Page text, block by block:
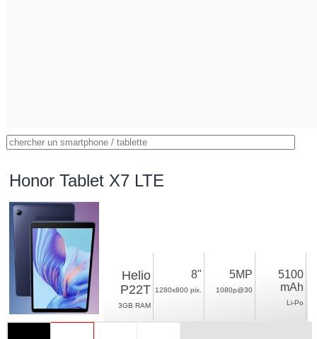
Honor Tablet X7 LTE
Helio
P22T
3GB RAM
8"
1280x800 pix.
5MP
1080p@30
5100
mAh
Li-Po